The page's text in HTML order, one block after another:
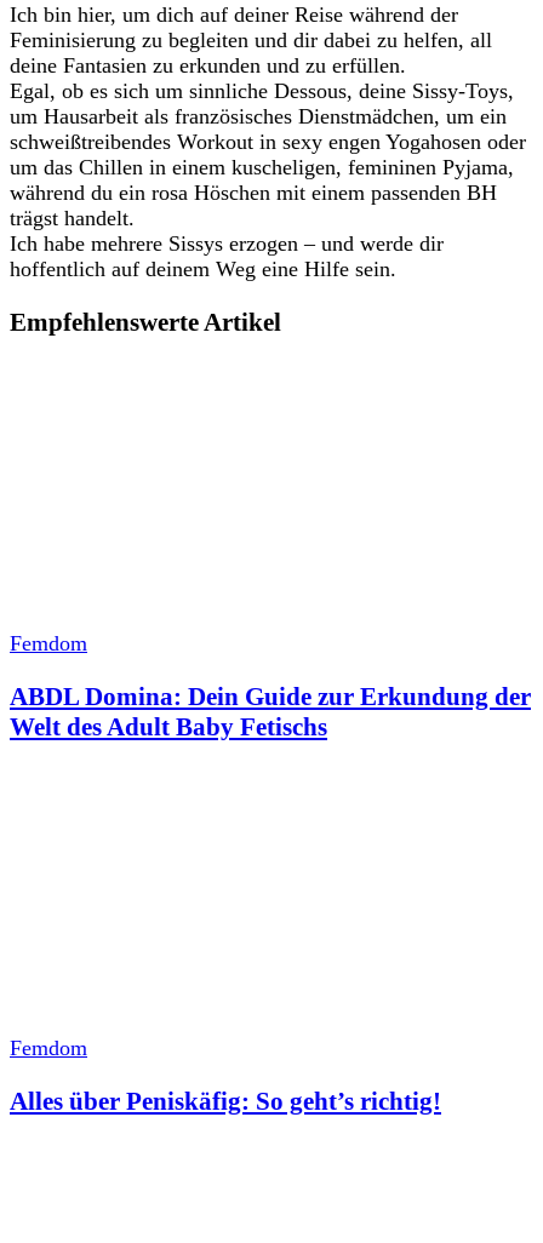
Ich bin hier, um dich auf deiner Reise während der
Feminisierung zu begleiten und dir dabei zu helfen, all
deine Fantasien zu erkunden und zu erfüllen.
Egal, ob es sich um sinnliche Dessous, deine Sissy-Toys,
um Hausarbeit als französisches Dienstmädchen, um ein
schweißtreibendes Workout in sexy engen Yogahosen oder
um das Chillen in einem kuscheligen, femininen Pyjama,
während du ein rosa Höschen mit einem passenden BH
trägst handelt.
Ich habe mehrere Sissys erzogen – und werde dir
hoffentlich auf deinem Weg eine Hilfe sein.
Empfehlenswerte Artikel
Femdom
ABDL Domina: Dein Guide zur Erkundung der
Welt des Adult Baby Fetischs
Femdom
Alles über Peniskäfig: So geht’s richtig!